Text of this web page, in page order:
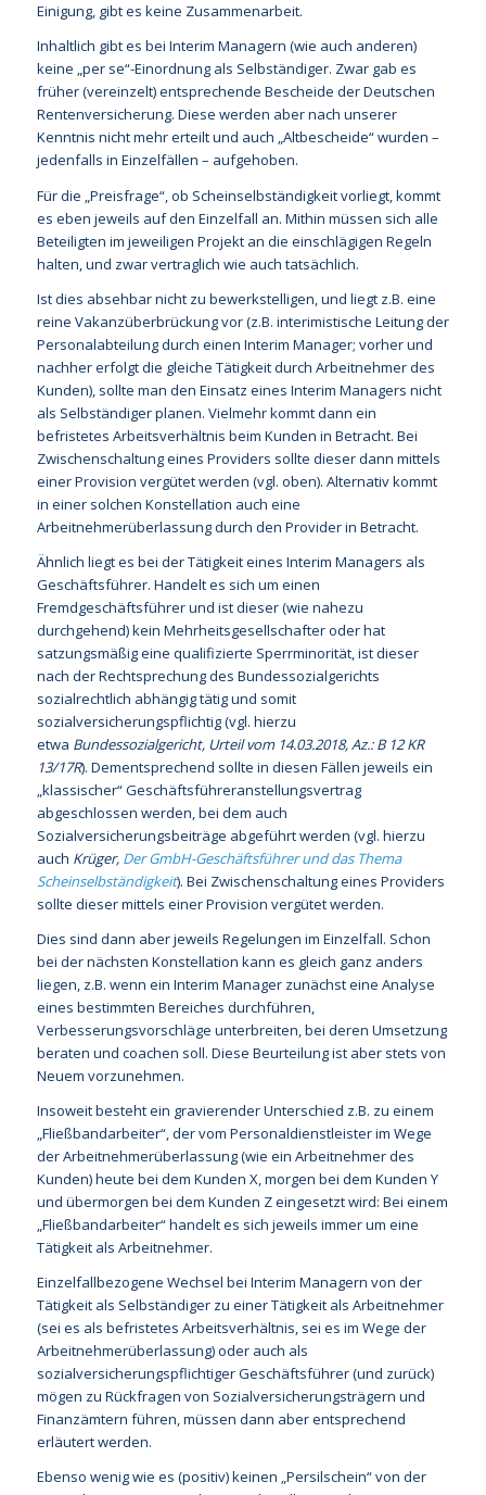
Einigung, gibt es keine Zusammenarbeit.
Inhaltlich gibt es bei Interim Managern (wie auch anderen)
keine „per se“-Einordnung als Selbständiger. Zwar gab es
früher (vereinzelt) entsprechende Bescheide der Deutschen
Rentenversicherung. Diese werden aber nach unserer
Kenntnis nicht mehr erteilt und auch „Altbescheide“ wurden –
jedenfalls in Einzelfällen – aufgehoben.
Für die „Preisfrage“, ob Scheinselbständigkeit vorliegt, kommt
es eben jeweils auf den Einzelfall an. Mithin müssen sich alle
Beteiligten im jeweiligen Projekt an die einschlägigen Regeln
halten, und zwar vertraglich wie auch tatsächlich.
Ist dies absehbar nicht zu bewerkstelligen, und liegt z.B. eine
reine Vakanzüberbrückung vor (z.B. interimistische Leitung der
Personalabteilung durch einen Interim Manager; vorher und
nachher erfolgt die gleiche Tätigkeit durch Arbeitnehmer des
Kunden), sollte man den Einsatz eines Interim Managers nicht
als Selbständiger planen. Vielmehr kommt dann ein
befristetes Arbeitsverhältnis beim Kunden in Betracht. Bei
Zwischenschaltung eines Providers sollte dieser dann mittels
einer Provision vergütet werden (vgl. oben). Alternativ kommt
in einer solchen Konstellation auch eine
Arbeitnehmerüberlassung durch den Provider in Betracht.
Ähnlich liegt es bei der Tätigkeit eines Interim Managers als
Geschäftsführer. Handelt es sich um einen
Fremdgeschäftsführer und ist dieser (wie nahezu
durchgehend) kein Mehrheitsgesellschafter oder hat
satzungsmäßig eine qualifizierte Sperrminorität, ist dieser
nach der Rechtsprechung des Bundessozialgerichts
sozialrechtlich abhängig tätig und somit
sozialversicherungspflichtig (vgl. hierzu
etwa Bundessozialgericht, Urteil vom 14.03.2018, Az.: B 12 KR
13/17R). Dementsprechend sollte in diesen Fällen jeweils ein
„klassischer“ Geschäftsführeranstellungsvertrag
abgeschlossen werden, bei dem auch
Sozialversicherungsbeiträge abgeführt werden (vgl. hierzu
auch Krüger, Der GmbH-Geschäftsführer und das Thema
Scheinselbständigkeit). Bei Zwischenschaltung eines Providers
sollte dieser mittels einer Provision vergütet werden.
Dies sind dann aber jeweils Regelungen im Einzelfall. Schon
bei der nächsten Konstellation kann es gleich ganz anders
liegen, z.B. wenn ein Interim Manager zunächst eine Analyse
eines bestimmten Bereiches durchführen,
Verbesserungsvorschläge unterbreiten, bei deren Umsetzung
beraten und coachen soll. Diese Beurteilung ist aber stets von
Neuem vorzunehmen.
Insoweit besteht ein gravierender Unterschied z.B. zu einem
„Fließbandarbeiter“, der vom Personaldienstleister im Wege
der Arbeitnehmerüberlassung (wie ein Arbeitnehmer des
Kunden) heute bei dem Kunden X, morgen bei dem Kunden Y
und übermorgen bei dem Kunden Z eingesetzt wird: Bei einem
„Fließbandarbeiter“ handelt es sich jeweils immer um eine
Tätigkeit als Arbeitnehmer.
Einzelfallbezogene Wechsel bei Interim Managern von der
Tätigkeit als Selbständiger zu einer Tätigkeit als Arbeitnehmer
(sei es als befristetes Arbeitsverhältnis, sei es im Wege der
Arbeitnehmerüberlassung) oder auch als
sozialversicherungspflichtiger Geschäftsführer (und zurück)
mögen zu Rückfragen von Sozialversicherungsträgern und
Finanzämtern führen, müssen dann aber entsprechend
erläutert werden.
Ebenso wenig wie es (positiv) keinen „Persilschein“ von der